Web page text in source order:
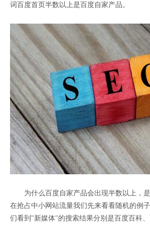
词百度首页半数以上是百度自家产品。
为什么百度自家产品会出现半数以上，是
在抢占中小网站流量我们先来看看随机的例
们看到"新媒体"的搜索结果分别是百度百科